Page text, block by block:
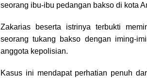
seorang ibu-ibu pedangan bakso di kota
Zakarias beserta istrinya terbukti
seorang tukang bakso dengan iming-
anggota kepolisian.
Kasus ini mendapat perhatian penuh